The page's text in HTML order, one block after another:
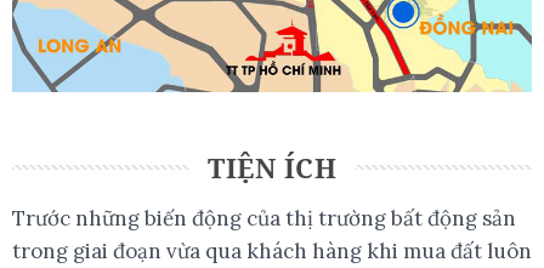
TIỆN ÍCH
Trước những biến động của thị trường bất động sản
trong giai đoạn vừa qua khách hàng khi mua đất luôn